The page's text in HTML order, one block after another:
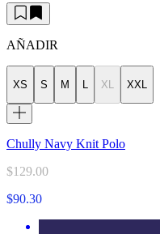
AÑADIR
XS S M L XL XXL
Chully Navy Knit Polo
$129.00
$90.30